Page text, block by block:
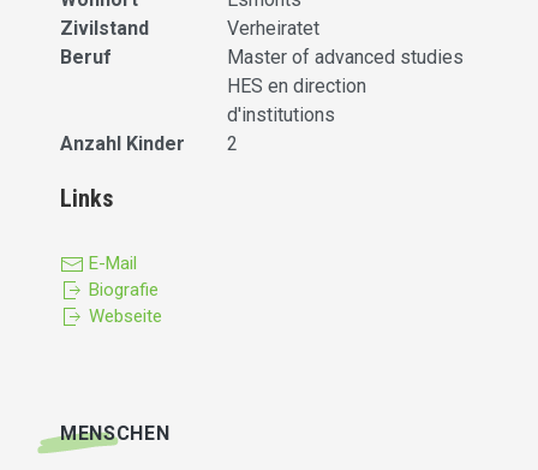
Zivilstand
Verheiratet
Beruf
Master of advanced studies
HES en direction
d'institutions
Anzahl Kinder
2
Links
E-Mail
Biografie
Webseite
MENSCHEN